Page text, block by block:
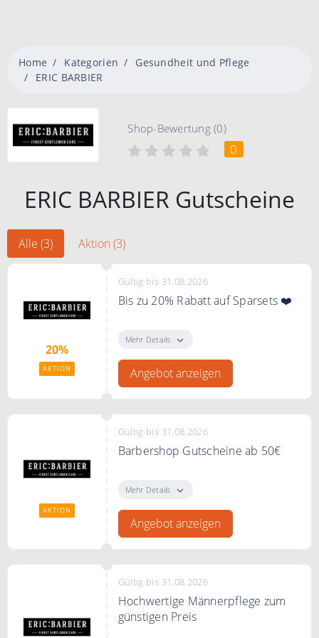
Home Kategorien
Gesundheit und Pflege
ERIC BARBIER
Shop-Bewertung (0)
0
ERIC BARBIER Gutscheine
Alle (3) Aktion (3)
20%
AKTION
Gültig bis 31.08.2026
Bis zu 20% Rabatt auf Sparsets ❤️
ausgewählte Sparsets.
Mehr Details
Angebot anzeigen
AKTION
Gültig bis 31.08.2026
Barbershop Gutscheine ab 50€
Barbier Barbershop Gutschein ab
Mehr Details
Angebot anzeigen
Gültig bis 31.08.2026
Hochwertige Männerpflege zum
günstigen Preis